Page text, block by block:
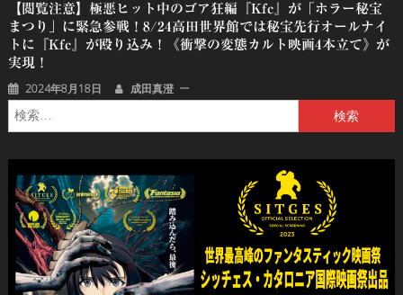
【閲覧注意】極悪ヒット中のゴア狂編『Kfc』が「ホラー秘宝
まつり」に緊急参戦！8/24高田世界館では秘宝先行オールナイ
トに『Kfc』が殴り込み！《衝撃の変態カルト映画4本立て》が
実現！
2024年8月18日 成田真澄
索: